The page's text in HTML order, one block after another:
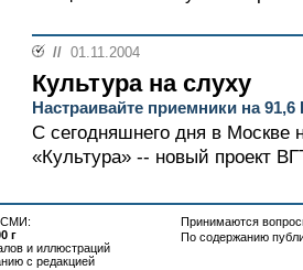
// 01.11.2004
Культура на слуху
Настраивайте приемники на 91,6
С сегодняшнего дня в Москве
«Культура» -- новый проект
СМИ:
г
и иллюстраций
с редакцией
Принимаются
По содержанию